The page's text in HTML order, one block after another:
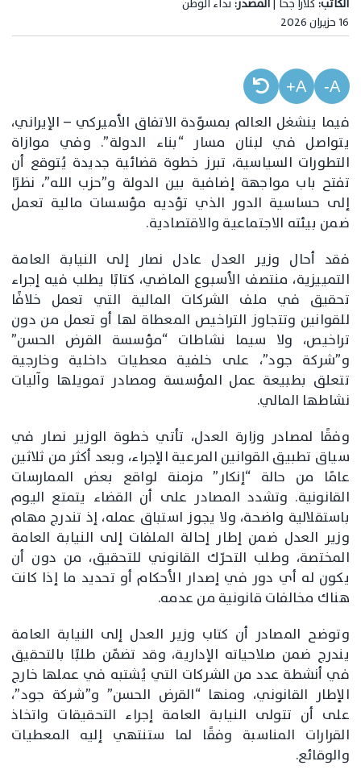
الكاتب:كلارا جحا |المصدر: نداء الوطن
16 حزيران 2026
A-
A+
فيما ينشغل العالم بمسوّدة الاتفاق الأميركي – الإيراني،
يتواصل في لبنان مسار “بناء الدولة”. وفي موازاة
التطورات السياسية، تبرز خطوة قضائية جديدة يُتوقع أن
تفتح باب مواجهة إضافية بين الدولة و”حزب الله”، نظرًا
إلى حساسية الدور الذي تؤديه مؤسسات مالية تعمل
ضمن بيئته الاجتماعية والاقتصادية.
فقد أحال وزير العدل عادل نصار إلى النيابة العامة
التمييزية، منتصف الأسبوع الماضي، كتابًا يطلب فيه إجراء
تحقيق في ملف الشركات المالية التي تعمل خلافًا
للقوانين وتتجاوز التراخيص المعطاة لها أو تعمل من دون
تراخيص، ولا سيما نشاطات “مؤسسة القرض الحسن”
و”شركة جود”، على خلفية معطيات داخلية وخارجية
تتعلق بطبيعة عمل المؤسسة ومصادر تمويلها وآليات
نشاطها المالي.
وفقًا لمصادر وزارة العدل، تأتي خطوة الوزير نصار في
سياق تطبيق القوانين المرعية الإجراء، وبعد أكثر من ثلاثين
عامًا من حالة “إنكار” مزمنة لواقع بعض الممارسات
القانونية. وتشدد المصادر على أن القضاء يتمتع اليوم
باستقلالية واضحة، ولا يجوز استباق عمله، إذ تندرج مهام
وزير العدل ضمن إطار إحالة الملفات إلى النيابة العامة
المختصة، وطلب التحرّك القانوني للتحقيق، من دون أن
يكون له أي دور في إصدار الأحكام أو تحديد ما إذا كانت
هناك مخالفات قانونية من عدمه.
وتوضح المصادر أن كتاب وزير العدل إلى النيابة العامة
يندرج ضمن صلاحياته الإدارية، وقد تضمّن طلبًا بالتحقيق
في أنشطة عدد من الشركات التي يُشتبه في عملها خارج
الإطار القانوني، ومنها “القرض الحسن” و”شركة جود”،
على أن تتولى النيابة العامة إجراء التحقيقات واتخاذ
القرارات المناسبة وفقًا لما ستنتهي إليه المعطيات
والوقائع.